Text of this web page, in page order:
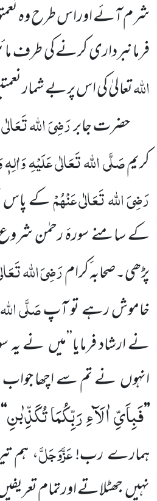
شرم آئے اوراس طرح وہ
فرمانبرداری کرنے کی طرف
اللہتعالیٰ کی اس پربے شمار
حضرت جابررَضِیَ اللہ
کریمصَلَّی اللہ تَعَالٰی عَلَیْہِ
رَضِیَ اللہ تَعَالٰیعَنْہُمْکے پاس
کے سامنے سورۂ رحمٰن
پڑھی۔صحابہ ٔکرامرَضِیَ اللہ
خاموش رہے تو آپصَلَّی
نے ارشاد فرمایا’’میںنے یہ
انہوںنے تم سے اچھا جواب
’’فَبِاَیِّ اٰلَآءِ رَبِّكُمَا تُكَذِّبٰنِ‘‘
ہمارے رب!عَزَّوَجَلَّ،ہم
نہیںجھٹلاتے اورتمام